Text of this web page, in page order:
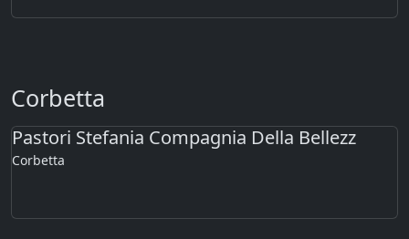
Corbetta
Pastori Stefania Compagnia Della Bellezz
Corbetta